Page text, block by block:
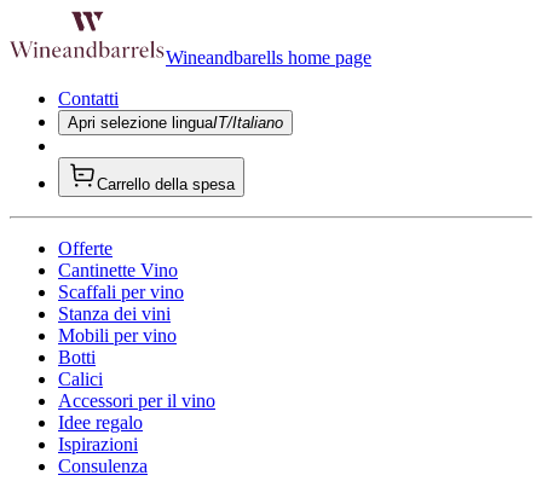
Wineandbarells home page
Contatti
Apri selezione linguaIT/Italiano
Carrello della spesa
Offerte
Cantinette Vino
Scaffali per vino
Stanza dei vini
Mobili per vino
Botti
Calici
Accessori per il vino
Idee regalo
Ispirazioni
Consulenza